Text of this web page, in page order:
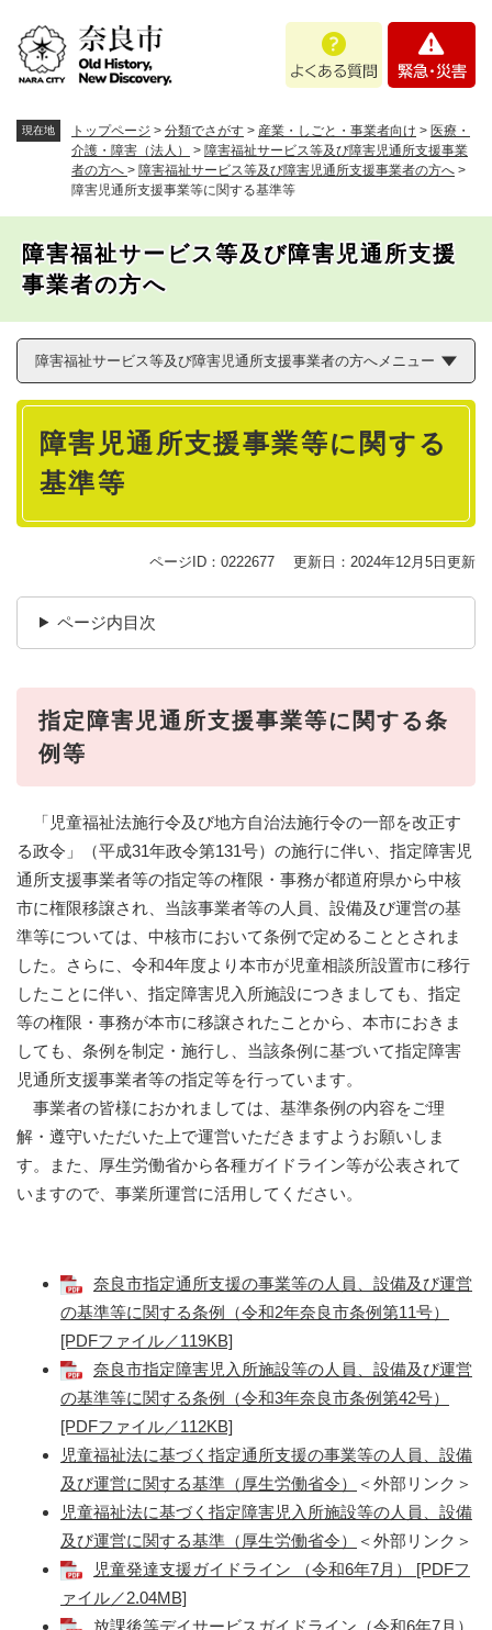
あ
問
・
現在地 トップページ > 分類でさがす > 産業・しごと・事業者向け > 医療・
介護・障害（法人）
> 障害福祉サービス等及び障害児通所支援事業
者の方へ > 障害福祉サービス等及び障害児通所支援事業者の方へ >
障害児通所支援事業等に関する基準等
障害福祉サービス等及び障害児通所支援
事業者の方へ
障害福祉サービス等及び障害児通所支援事業者の方へメニュー
本
障害児通所支援事業等に関する
基準等
ページID：0222677 更新日：2024年12月5日更新
ページ内目次
指定障害児通所支援事業等に関する条
例等
「児童福祉法施行令及び地方自治法施行令の一部を改正す
る政令」（平成31年政令第131号）の施行に伴い、指定障害児
通所支援事業者等の指定等の権限・事務が都道府県から中核
市に権限移譲され、当該事業者等の人員、設備及び運営の基
準等については、中核市において条例で定めることとされま
した。さらに、令和4年度より本市が児童相談所設置市に移行
したことに伴い、指定障害児入所施設につきましても、指定
等の権限・事務が本市に移譲されたことから、本市におきま
しても、条例を制定・施行し、当該条例に基づいて指定障害
児通所支援事業者等の指定等を行っています。
事業者の皆様におかれましては、基準条例の内容をご理
解・遵守いただいた上で運営いただきますようお願いしま
す。また、厚生労働省から各種ガイドライン等が公表されて
いますので、事業所運営に活用してください。
奈良市指定通所支援の事業等の人員、設備及び運営
の基準等に関する条例（令和2年奈良市条例第11号）
[PDFファイル／119KB]
奈良市指定障害児入所施設等の人員、設備及び運営
の基準等に関する条例（令和3年奈良市条例第42号）
[PDFファイル／112KB]
児童福祉法に基づく指定通所支援の事業等の人員、設備
及び運営に関する基準（厚生労働省令）
＜外部リンク＞
児童福祉法に基づく指定障害児入所施設等の人員、設備
及び運営に関する基準（厚生労働省令）
＜外部リンク＞
児童発達支援ガイドライン （令和6年7月） [PDFフ
ァイル／2.04MB]
放課後等デイサービスガイドライン（令和6年7月）